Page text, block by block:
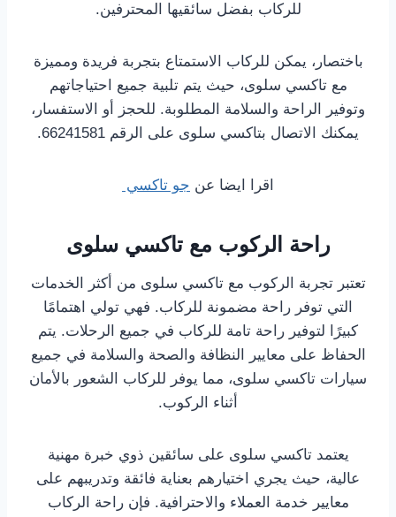
للركاب بفضل سائقيها المحترفين.
باختصار، يمكن للركاب الاستمتاع بتجربة فريدة ومميزة
مع تاكسي سلوى، حيث يتم تلبية جميع احتياجاتهم
وتوفير الراحة والسلامة المطلوبة. للحجز أو الاستفسار،
يمكنك الاتصال بتاكسي سلوى على الرقم 66241581.
اقرا ايضا عن جو تاكسي
راحة الركوب مع تاكسي سلوى
تعتبر تجربة الركوب مع تاكسي سلوى من أكثر الخدمات
التي توفر راحة مضمونة للركاب. فهي تولي اهتمامًا
كبيرًا لتوفير راحة تامة للركاب في جميع الرحلات. يتم
الحفاظ على معايير النظافة والصحة والسلامة في جميع
سيارات تاكسي سلوى، مما يوفر للركاب الشعور بالأمان
أثناء الركوب.
يعتمد تاكسي سلوى على سائقين ذوي خبرة مهنية
عالية، حيث يجري اختيارهم بعناية فائقة وتدريبهم على
معايير خدمة العملاء والاحترافية. فإن راحة الركاب